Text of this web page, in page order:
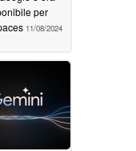
per
11/08/2024